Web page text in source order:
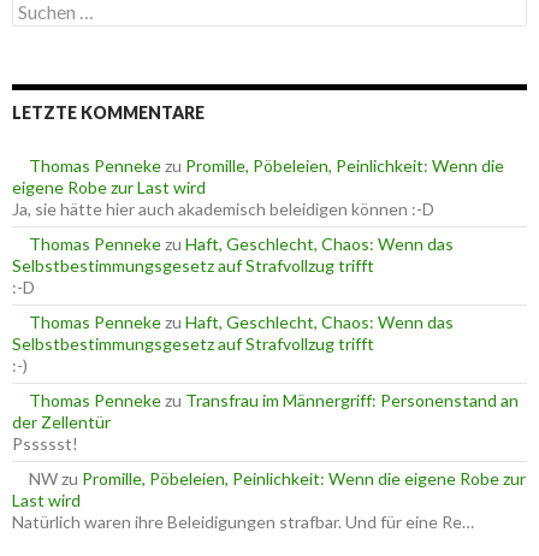
g
o
n
S
u
e
n
c
h
:
LETZTE KOMMENTARE
Thomas Pennekezu Promille, Pöbeleien, Peinlichkeit: Wenn die
eigene Robe zur Last wird
Ja, sie hätte hier auch akademisch beleidigen können :-D
Thomas Pennekezu Haft, Geschlecht, Chaos: Wenn das
Selbstbestimmungsgesetz auf Strafvollzug trifft
:-D
Thomas Pennekezu Haft, Geschlecht, Chaos: Wenn das
Selbstbestimmungsgesetz auf Strafvollzug trifft
:-)
Thomas Pennekezu Transfrau im Männergriff: Personenstand an
der Zellentür
Pssssst!
NWzu Promille, Pöbeleien, Peinlichkeit: Wenn die eigene Robe zur
Last wird
Natürlich waren ihre Beleidigungen strafbar. Und für eine Re…